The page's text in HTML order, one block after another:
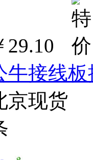
29.10
牛接线板
京现货
1条